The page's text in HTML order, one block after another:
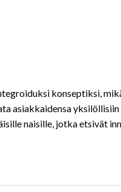
konseptiksi,
asiakkaidensa
naisille, jotka etsivät